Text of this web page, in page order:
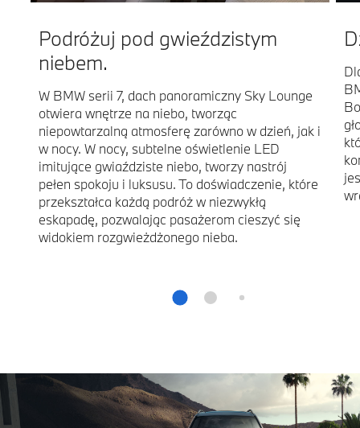
Podróżuj pod gwieździstym
niebem.
W BMW serii 7, dach panoramiczny Sky Lounge
otwiera wnętrze na niebo, tworząc
niepowtarzalną atmosferę zarówno w dzień, jak i
w nocy. W nocy, subtelne oświetlenie LED
imitujące gwiaździste niebo, tworzy nastrój
pełen spokoju i luksusu. To doświadczenie, które
przekształca każdą podróż w niezwykłą
eskapadę, pozwalając pasażerom cieszyć się
widokiem rozgwieżdżonego nieba.